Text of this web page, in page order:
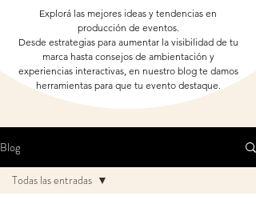
Explorá las mejores ideas y tendencias en
producción de eventos.
Desde estrategias para aumentar la visibilidad de tu
marca hasta consejos de ambientación y
experiencias interactivas, en nuestro blog te damos
herramientas para que tu evento destaque.
Blog
Todas las entradas